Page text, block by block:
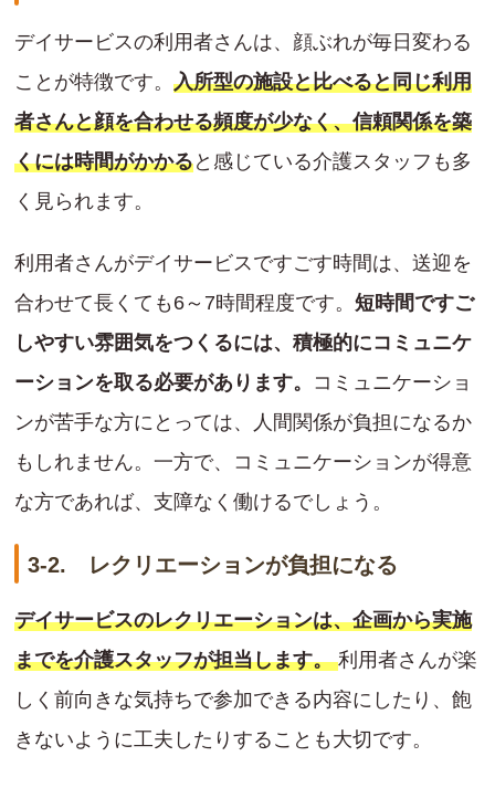
デイサービスの利用者さんは、顔ぶれが毎日変わる
ことが特徴です。 入所型の施設と比べると同じ利用
者さんと顔を合わせる頻度が少なく、信頼関係を築
くには時間がかかると感じている介護スタッフも多
く見られます。
利用者さんがデイサービスですごす時間は、送迎を
合わせて長くても6～7時間程度です。 短時間ですご
しやすい雰囲気をつくるには、積極的にコミュニケ
ーションを取る必要があります。 コミュニケーショ
ンが苦手な方にとっては、人間関係が負担になるか
もしれません。一方で、コミュニケーションが得意
な方であれば、支障なく働けるでしょう。
3-2. レクリエーションが負担になる
デイサービスのレクリエーションは、企画から実施
までを介護スタッフが担当します。利用者さんが楽
しく前向きな気持ちで参加できる内容にしたり、飽
きないように工夫したりすることも大切です。